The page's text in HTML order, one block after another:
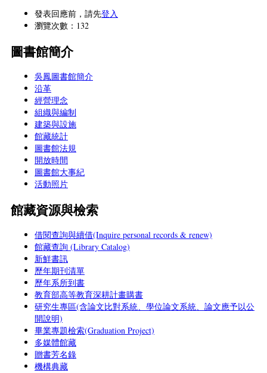
發表回應前，請先登入
瀏覽次數：132
圖書館簡介
吳鳳圖書館簡介
沿革
經營理念
組織與編制
建築與設施
館藏統計
圖書館法規
開放時間
圖書館大事紀
活動照片
館藏資源與檢索
借閱查詢與續借(Inquire personal records & renew)
館藏查詢 (Library Catalog)
新鮮書訊
歷年期刊清單
歷年系所到書
教育部高等教育深耕計畫購書
研究生專區(含論文比對系統、學位論文系統、論文應予以公
開說明)
畢業專題檢索(Graduation Project)
多媒體館藏
贈書芳名錄
機構典藏